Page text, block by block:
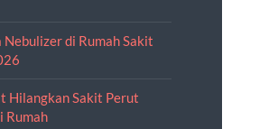
Nebulizer di Rumah Sakit
Hilangkan Sakit Perut
Rumah